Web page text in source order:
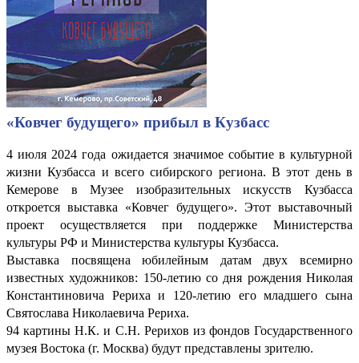
«Ковчег будущего» прибыл в Кузбасс
4 июля 2024 года ожидается значимое событие в культурной
жизни Кузбасса и всего сибирского региона. В этот день в
Кемерове в Музее изобразительных искусств Кузбасса
откроется выставка «Ковчег будущего». Этот выставочный
проект осуществляется при поддержке Министерства
культуры РФ и Министерства культуры Кузбасса.
Выставка посвящена юбилейным датам двух всемирно
известных художников: 150-летию со дня рождения Николая
Константиновича Рериха и 120-летию его младшего сына
Святослава Николаевича Рериха.
94 картины Н.К. и С.Н. Рерихов из фондов Государственного
музея Востока (г. Москва) будут представлены зрителю.